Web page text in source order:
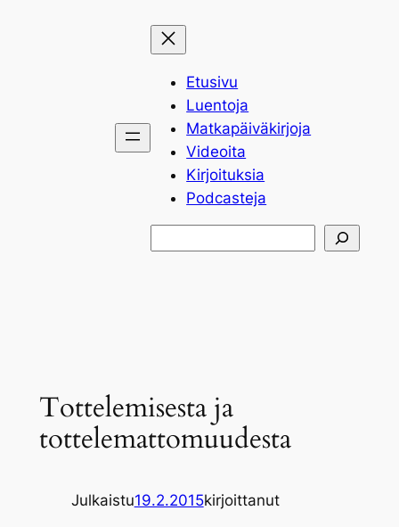
Etusivu
Luentoja
Matkapäiväkirjoja
Videoita
Kirjoituksia
Podcasteja
Tottelemisesta ja
tottelemattomuudesta
Julkaistu19.2.2015kirjoittanut